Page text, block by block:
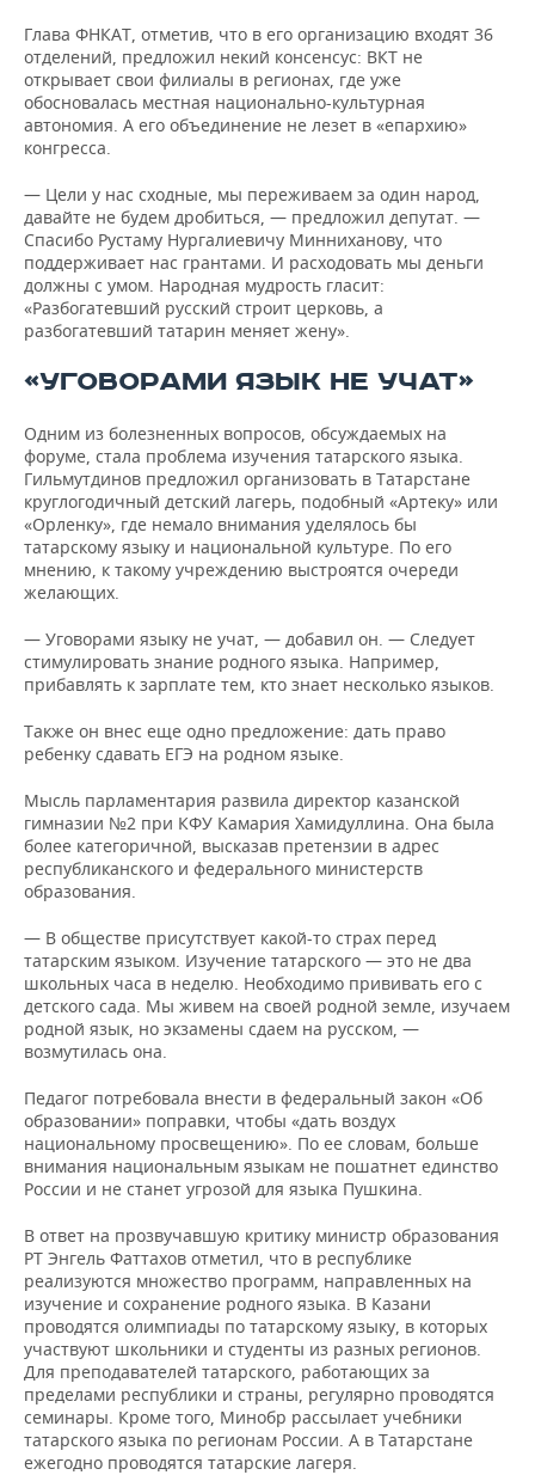
ХОККЕЙ С МЯЧОМ
ПРОИСШЕСТВИЯ
Глава ФНКАТ, отметив, что в его организацию входят 36
отделений, предложил некий консенсус: ВКТ не
открывает свои филиалы в регионах, где уже
обосновалась местная национально-культурная
автономия. А его объединение не лезет в «епархию»
конгресса.
— Цели у нас сходные, мы переживаем за один народ,
давайте не будем дробиться, — предложил депутат. —
Спасибо Рустаму Нургалиевичу Минниханову, что
поддерживает нас грантами. И расходовать мы деньги
должны с умом. Народная мудрость гласит:
«Разбогатевший русский строит церковь, а
разбогатевший татарин меняет жену».
«УГОВОРАМИ ЯЗЫК НЕ УЧАТ»
Одним из болезненных вопросов, обсуждаемых на
форуме, стала проблема изучения татарского языка.
Гильмутдинов предложил организовать в Татарстане
круглогодичный детский лагерь, подобный «Артеку» или
«Орленку», где немало внимания уделялось бы
татарскому языку и национальной культуре. По его
мнению, к такому учреждению выстроятся очереди
желающих.
— Уговорами языку не учат, — добавил он. — Следует
стимулировать знание родного языка. Например,
прибавлять к зарплате тем, кто знает несколько языков.
Также он внес еще одно предложение: дать право
ребенку сдавать ЕГЭ на родном языке.
Мысль парламентария развила директор казанской
гимназии №2 при КФУ Камария Хамидуллина. Она была
более категоричной, высказав претензии в адрес
республиканского и федерального министерств
образования.
— В обществе присутствует какой-то страх перед
татарским языком. Изучение татарского — это не два
школьных часа в неделю. Необходимо прививать его с
детского сада. Мы живем на своей родной земле, изучаем
родной язык, но экзамены сдаем на русском, —
возмутилась она.
Педагог потребовала внести в федеральный закон «Об
образовании» поправки, чтобы «дать воздух
национальному просвещению». По ее словам, больше
внимания национальным языкам не пошатнет единство
России и не станет угрозой для языка Пушкина.
В ответ на прозвучавшую критику министр образования
РТ Энгель Фаттахов отметил, что в республике
реализуются множество программ, направленных на
изучение и сохранение родного языка. В Казани
проводятся олимпиады по татарскому языку, в которых
участвуют школьники и студенты из разных регионов.
Для преподавателей татарского, работающих за
пределами республики и страны, регулярно проводятся
семинары. Кроме того, Минобр рассылает учебники
татарского языка по регионам России. А в Татарстане
ежегодно проводятся татарские лагеря.